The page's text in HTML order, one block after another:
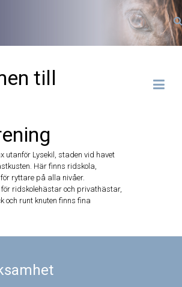
till
utanför Lysekil, staden vid havet
Här finns ridskola,
ryttare på alla nivåer.
ridskolehästar och privathästar,
och runt knuten finns fina